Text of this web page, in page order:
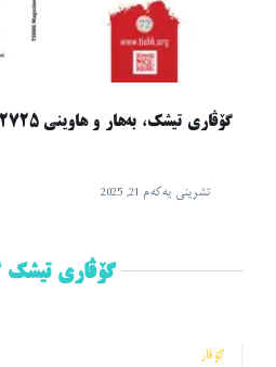
گۆڤاری تیشک، بەهار و هاوینی ٢٧٢٥، ساڵی ٢٧، ژماره ٧٢
تشرینی یەکەم 21, 2025
گۆڤاری تیشک ٢٧٢٤
گۆڤار